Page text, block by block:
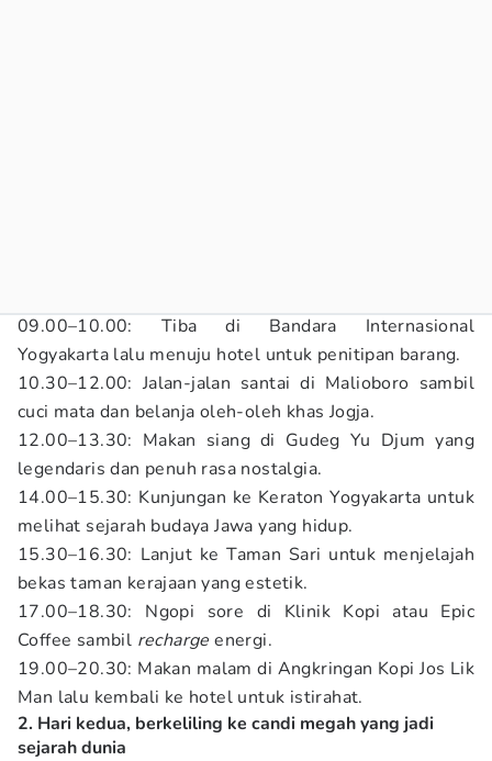
09.00–10.00: Tiba di Bandara Internasional
Yogyakarta lalu menuju hotel untuk penitipan barang.
10.30–12.00: Jalan-jalan santai di Malioboro sambil
cuci mata dan belanja oleh-oleh khas Jogja.
12.00–13.30: Makan siang di Gudeg Yu Djum yang
legendaris dan penuh rasa nostalgia.
14.00–15.30: Kunjungan ke Keraton Yogyakarta untuk
melihat sejarah budaya Jawa yang hidup.
15.30–16.30: Lanjut ke Taman Sari untuk menjelajah
bekas taman kerajaan yang estetik.
17.00–18.30: Ngopi sore di Klinik Kopi atau Epic
Coffee sambil rechargeenergi.
19.00–20.30: Makan malam di Angkringan Kopi Jos Lik
Man lalu kembali ke hotel untuk istirahat.
2. Hari kedua, berkeliling ke candi megah yang jadi
sejarah dunia